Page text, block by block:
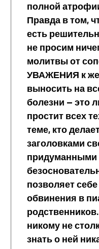
полной
Правда в том,
есть
не просим
молитвы от
УВАЖЕНИЯ к
выносить на
болезни — это
простит всех
теме, кто
заголовками
придуманными
позволяет
обвинения в
никому не
знать о ней